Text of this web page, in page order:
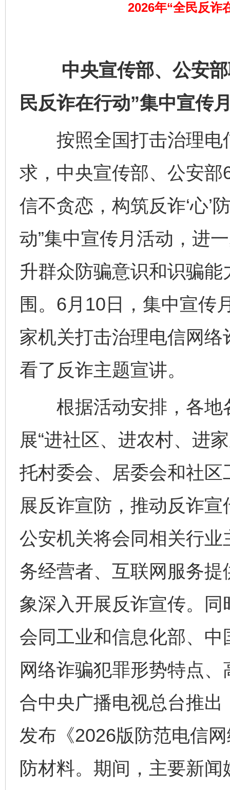
2026年“全民反诈
中央宣传部、公安部
民反诈在行动”集中宣传
按照全国打击治理电
求，中央宣传部、公安部
信不贪恋，构筑反诈‘心’
动”集中宣传月活动，进
升群众防骗意识和识骗
围。6月10日，集中宣传
家机关打击治理电信网
看了反诈主题宣讲。
根据活动安排，各地
展“进社区、进农村、进
托村委会、居委会和社
展反诈宣防，推动反诈
公安机关将会同相关行
务经营者、互联网服务
象深入开展反诈宣传。
会同工业和信息化部、
网络诈骗犯罪形势特点
合中央广播电视总台推
发布《2026版防范电信
防材料。期间，主要新